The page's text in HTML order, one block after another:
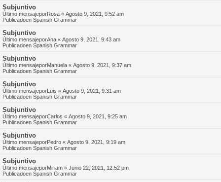
Subjuntivo
Último mensajeporRosa « Agosto 9, 2021, 9:52 am
Publicadoen Spanish Grammar
Subjuntivo
Último mensajeporAna « Agosto 9, 2021, 9:43 am
Publicadoen Spanish Grammar
Subjuntivo
Último mensajeporManuela « Agosto 9, 2021, 9:37 am
Publicadoen Spanish Grammar
Subjuntivo
Último mensajeporLuis « Agosto 9, 2021, 9:31 am
Publicadoen Spanish Grammar
Subjuntivo
Último mensajeporCarlos « Agosto 9, 2021, 9:25 am
Publicadoen Spanish Grammar
Subjuntivo
Último mensajeporPedro « Agosto 9, 2021, 9:19 am
Publicadoen Spanish Grammar
Subjuntivo
Último mensajeporMiriam « Junio 22, 2021, 12:52 pm
Publicadoen Spanish Grammar